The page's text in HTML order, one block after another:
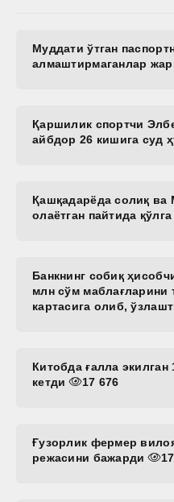
Муддати ўтган
алмаштирмаганлар
Қаршилик спортчи
айбдор 26 кишига суд
Қашқадарёда солиқ
олаётган пайтида
Банкнинг собиқ
млн сўм маблағларини
картасига олиб,
Китобда ғалла экилган
кетди
17 676
Ғузорлик фермер
режасини бажарди